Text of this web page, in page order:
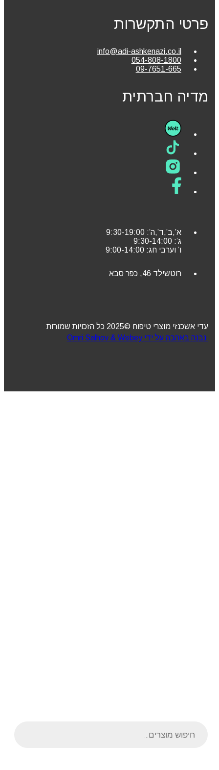
פרטי התקשרות
info@adi-ashkenazi.co.il
054-808-1800
09-7651-665
מדיה חברתית
א’,ב’,ד’,ה’: 9:30-19:00
ג’: 9:30-14:00
ו’ וערבי חג: 9:00-14:00
רוטשילד 46, כפר סבא
עדי אשכנזי מוצרי טיפוח ©2025 כל הזכויות שמורות
נבנה באהבה על ידי Omri Salhov & Webey
search